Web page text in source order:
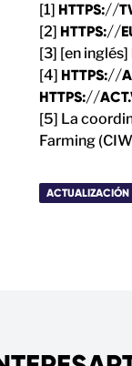
[1] HTTPS://
[2] HTTPS://
[3] [en inglés]
[4] HTTPS://
HTTPS://
[5] La
Farming